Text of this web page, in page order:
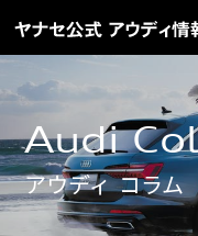
Audi
アウディ コラム